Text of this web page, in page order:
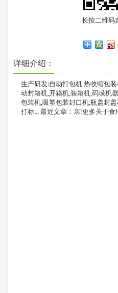
长按二维码
详细介绍：
生产研发:自动打包机,热收缩包
动封箱机,开箱机,装箱机,码垛机
包装机,吸塑包装封口机,瓶盖封
打标... 最近文章：亲!更多关于